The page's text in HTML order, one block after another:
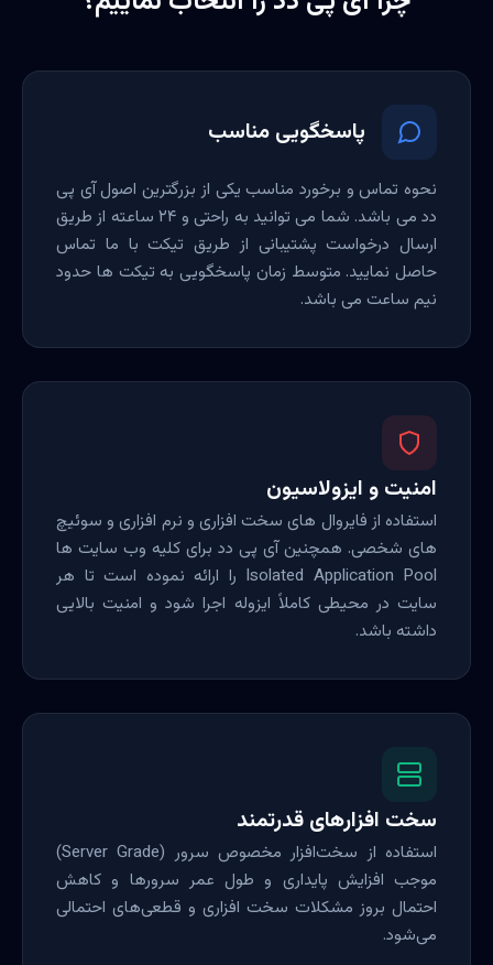
پاسخگویی مناسب
نحوه تماس و برخورد مناسب یکی از بزرگترین اصول آی پی
دد می باشد. شما می توانید به راحتی و ۲۴ ساعته از طریق
ارسال درخواست پشتیبانی از طریق تیکت با ما تماس
حاصل نمایید. متوسط زمان پاسخگویی به تیکت ها حدود
نیم ساعت می باشد.
امنیت و ایزولاسیون
استفاده از فایروال های سخت افزاری و نرم افزاری و سوئیچ
های شخصی. همچنین آی پی دد برای کلیه وب سایت ها
Isolated Application Pool را ارائه نموده است تا هر
سایت در محیطی کاملاً ایزوله اجرا شود و امنیت بالایی
داشته باشد.
سخت افزارهای قدرتمند
استفاده از سخت‌افزار مخصوص سرور (Server Grade)
موجب افزایش پایداری و طول عمر سرورها و کاهش
احتمال بروز مشکلات سخت افزاری و قطعی‌های احتمالی
می‌شود.